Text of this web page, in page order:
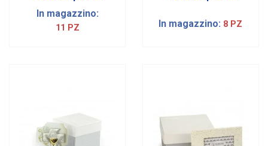
In magazzino:
11 PZ In magazzino: 8 PZ